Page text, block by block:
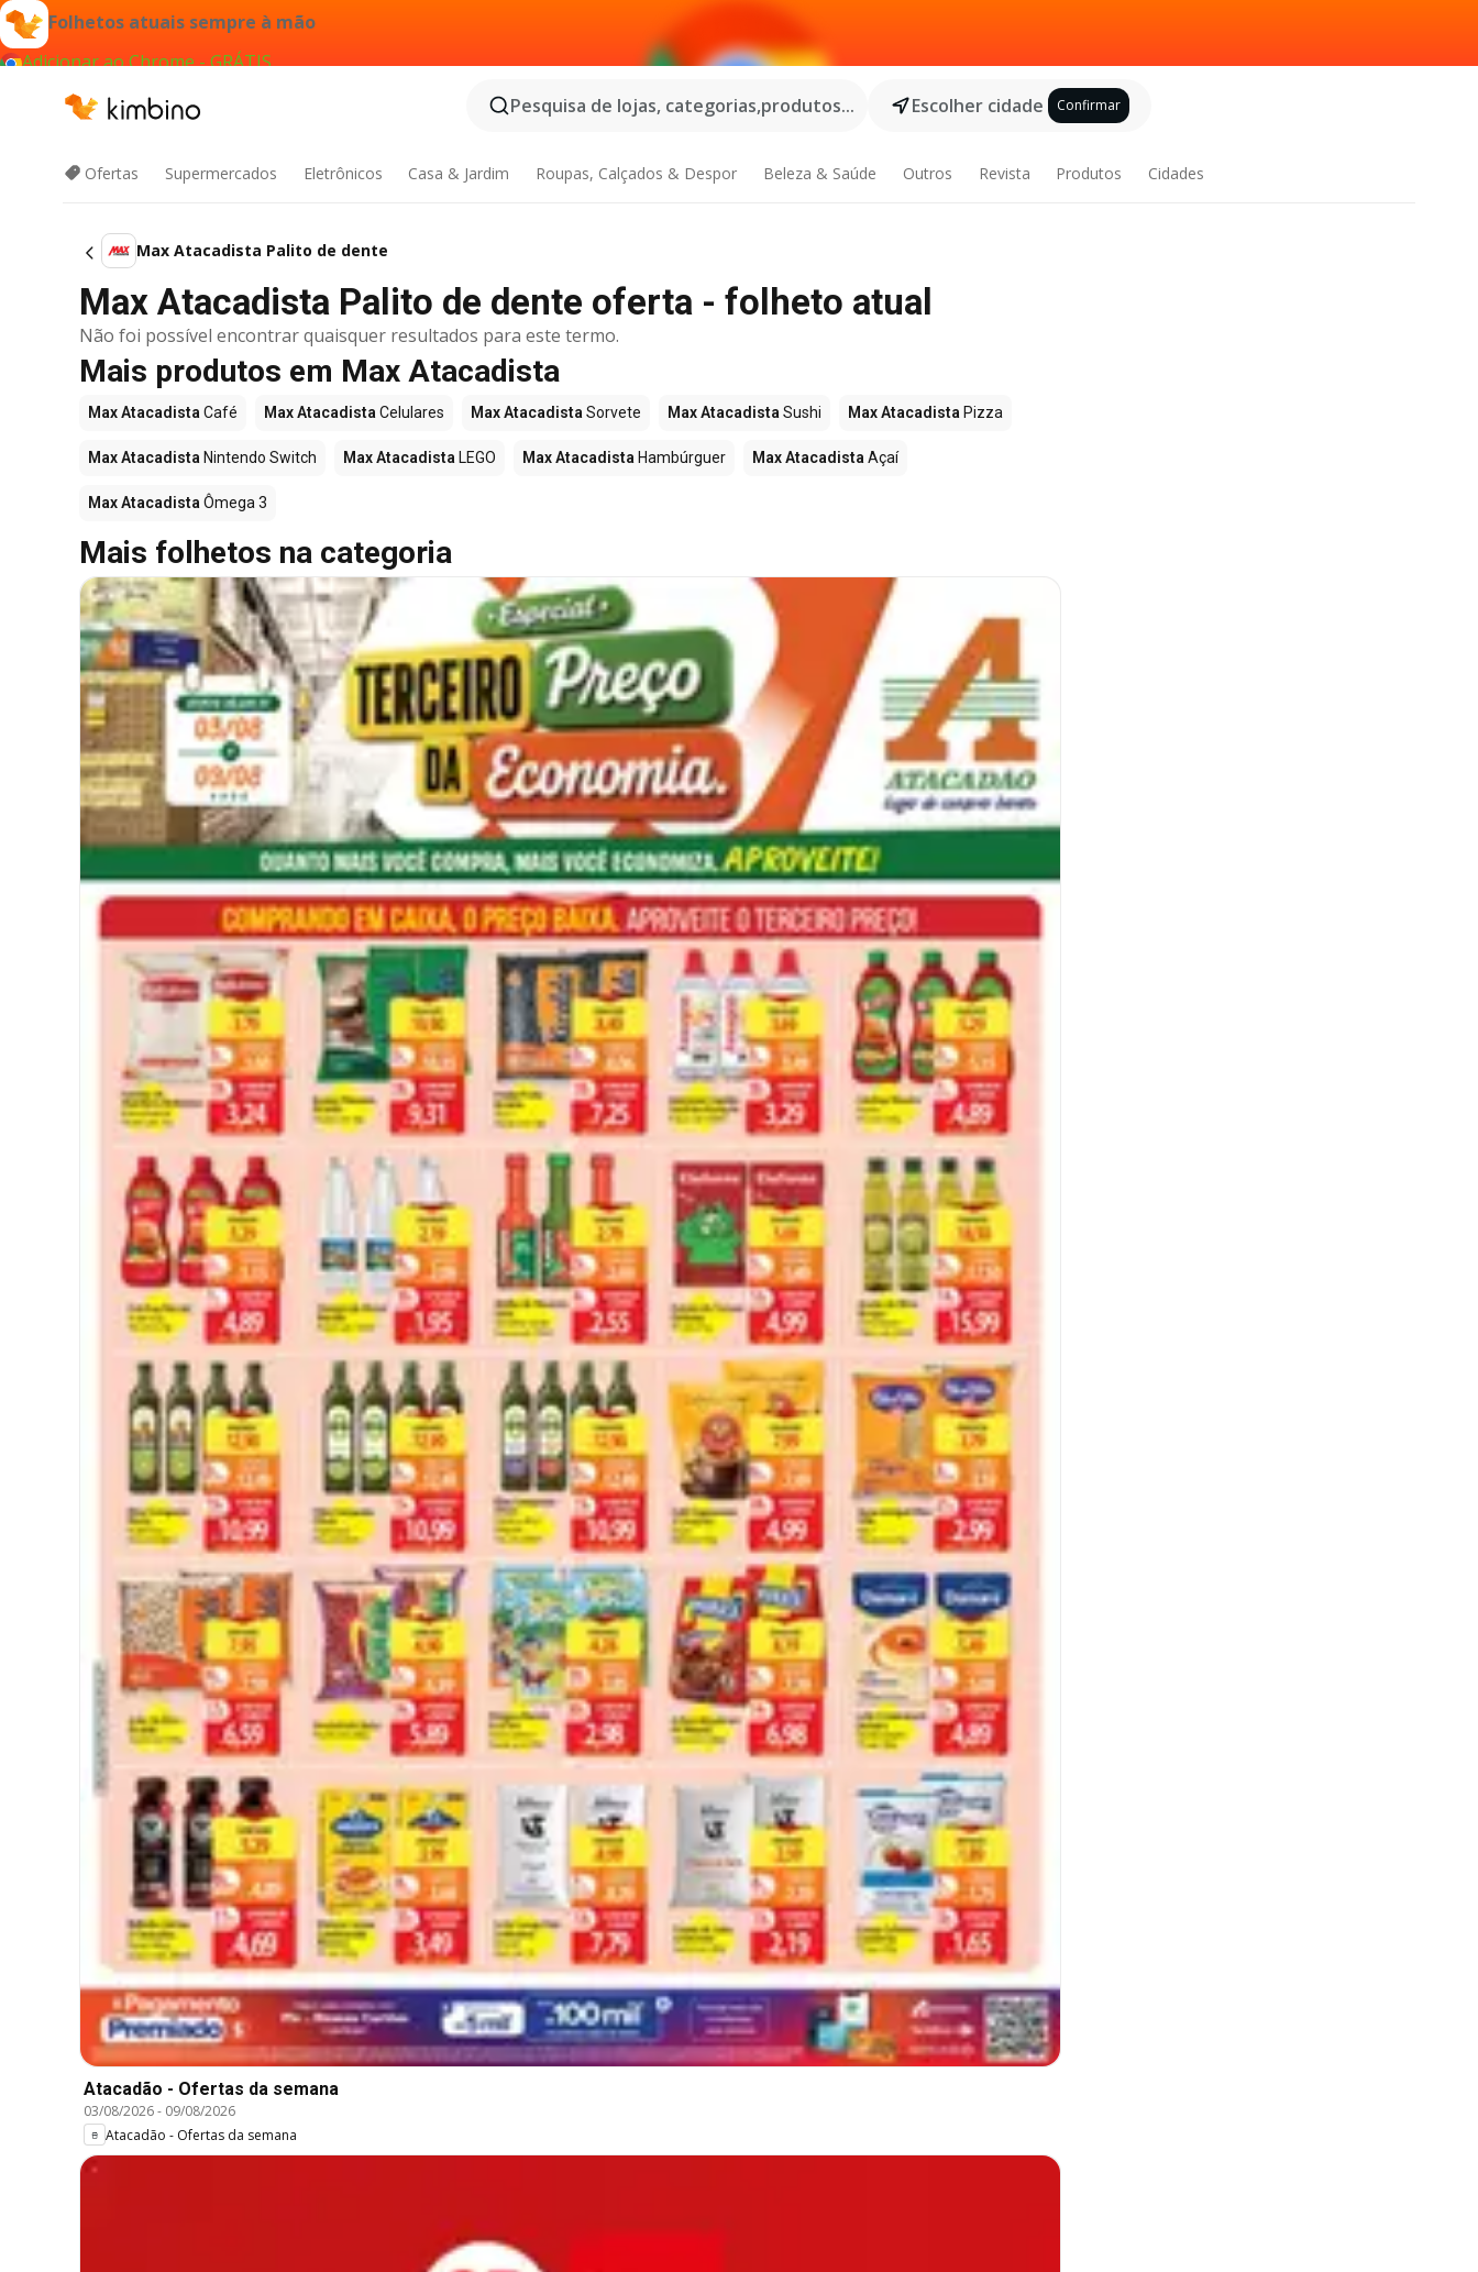
Folhetos atuais sempre à mão
Adicionar ao Chrome - GRÁTIS
Pesquisa de lojas, categorias,produtos...
Escolher cidade Confirmar
Ofertas Supermercados Eletrônicos Casa & Jardim Roupas, Calçados & Despor Beleza & Saúde Outros Revista Produtos Cidades
Max Atacadista Palito de dente
Max Atacadista Palito de dente oferta - folheto atual
Não foi possível encontrar quaisquer resultados para este termo.
Mais produtos em Max Atacadista
Max Atacadista Café Max Atacadista Celulares Max Atacadista Sorvete Max Atacadista Sushi Max Atacadista Pizza
Max Atacadista Nintendo Switch Max Atacadista LEGO Max Atacadista Hambúrguer Max Atacadista Açaí
Max Atacadista Ômega 3
Mais folhetos na categoria
Atacadão - Ofertas da semana
03/08/2026- 09/08/2026
Atacadão - Ofertas da semana